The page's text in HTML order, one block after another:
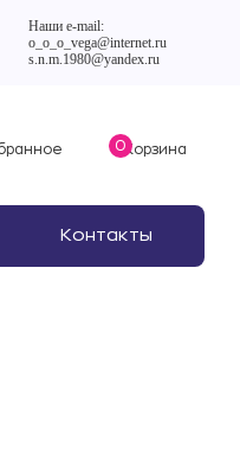
Наши e-mail:
o_o_o_vega@internet.ru
s.n.m.1980@yandex.ru
Корзина
0
Контакты